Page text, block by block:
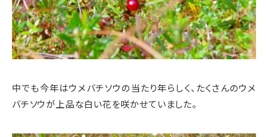
中でも今年はウメバチソウの当たり年らしく、たくさんのウメ
バチソウが上品な白い花を咲かせていました。